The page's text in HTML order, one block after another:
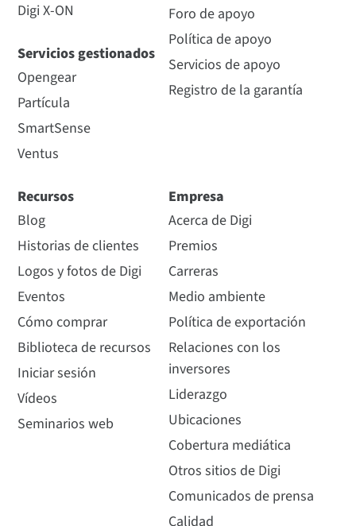
Digi X-ON
Servicios gestionados
Opengear
Partícula
SmartSense
Ventus
Foro de apoyo
Política de apoyo
Servicios de apoyo
Registro de la garantía
Recursos
Blog
Historias de clientes
Logos y fotos de Digi
Eventos
Cómo comprar
Biblioteca de recursos
Iniciar sesión
Vídeos
Seminarios web
Empresa
Acerca de Digi
Premios
Carreras
Medio ambiente
Política de exportación
Relaciones con los
inversores
Liderazgo
Ubicaciones
Cobertura mediática
Otros sitios de Digi
Comunicados de prensa
Calidad